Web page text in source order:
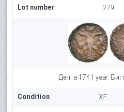
Lot number 279
Денга 1741 year.
Condition XF